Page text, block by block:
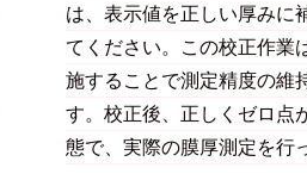
は、表示値を正しい厚みに
てください。この校正作業
施することで測定精度の維
す。校正後、正しくゼロ点
態で、実際の膜厚測定を行